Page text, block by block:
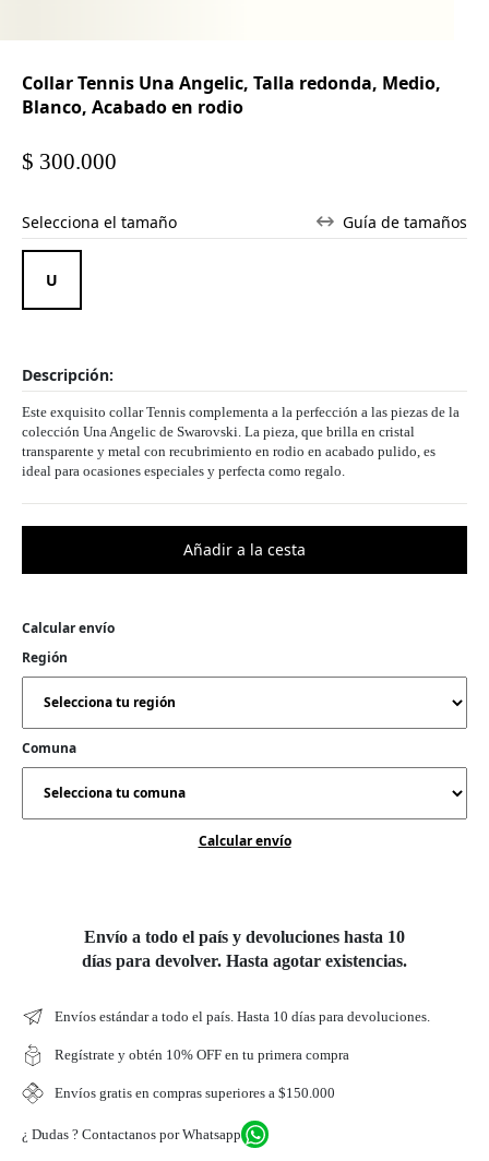
Collar Tennis Una Angelic, Talla redonda, Medio,
Blanco, Acabado en rodio
$ 300.000
Selecciona el tamaño Guía de tamaños
Descripción:
Este exquisito collar Tennis complementa a la perfección a las piezas de la
colección Una Angelic de Swarovski. La pieza, que brilla en cristal
transparente y metal con recubrimiento en rodio en acabado pulido, es
ideal para ocasiones especiales y perfecta como regalo.
Calcular envío
Región
Comuna
Calcular envío
Envío a todo el país y devoluciones hasta 10
días para devolver. Hasta agotar existencias.
Envíos estándar a todo el país. Hasta 10 días para devoluciones.
Regístrate y obtén 10% OFF en tu primera compra
Envíos gratis en compras superiores a $150.000
¿ Dudas ? Contactanos por Whatsapp